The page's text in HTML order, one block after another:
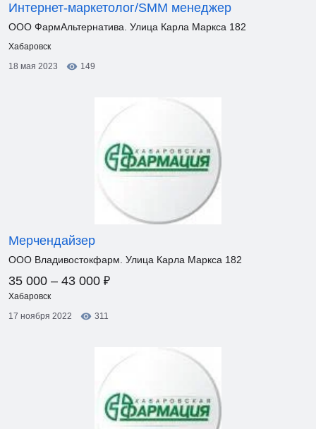
Интернет-маркетолог/SMM менеджер
ООО ФармАльтернатива. Улица Карла Маркса 182
Хабаровск
18 мая 2023
149
Мерчендайзер
ООО Владивостокфарм. Улица Карла Маркса 182
35 000 – 43 000 ₽
Хабаровск
17 ноября 2022
311